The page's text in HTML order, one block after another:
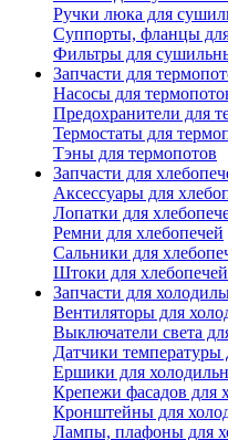
Ручки люка для
Суппорты, фланцы
Фильтры для
Запчасти для
Насосы для
Предохранители для
Термостаты для
Тэны для термопотов
Запчасти для
Аксессуары для
Лопатки для
Ремни для хлебопечей
Сальники для
Штоки для хлебопечей
Запчасти для
Вентиляторы для
Выключатели света
Датчики температуры
Ершики для
Крепежи фасадов для
Кронштейны для
Лампы, плафоны для